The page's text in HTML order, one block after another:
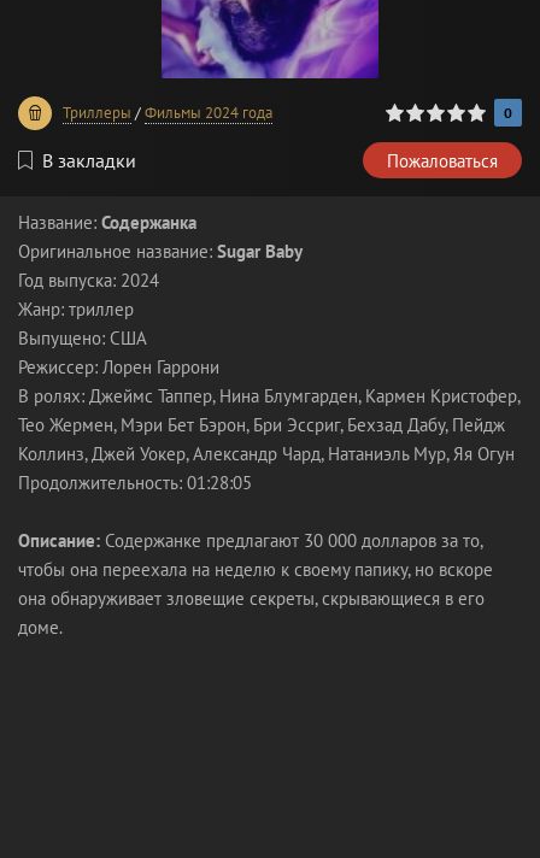
Триллеры /Фильмы 2024 года
0 1 0
В закладки Пожаловаться
Название: Содержанка
Оригинальное название: Sugar Baby
Год выпуска: 2024
Жанр: триллер
Выпущено: США
Режиссер: Лорен Гаррони
В ролях: Джеймс Таппер, Нина Блумгарден, Кармен Кристофер,
Тео Жермен, Мэри Бет Бэрон, Бри Эссриг, Бехзад Дабу, Пейдж
Коллинз, Джей Уокер, Александр Чард, Натаниэль Мур, Яя Огун
Продолжительность: 01:28:05
Описание: Содержанке предлагают 30 000 долларов за то,
чтобы она переехала на неделю к своему папику, но вскоре
она обнаруживает зловещие секреты, скрывающиеся в его
доме.